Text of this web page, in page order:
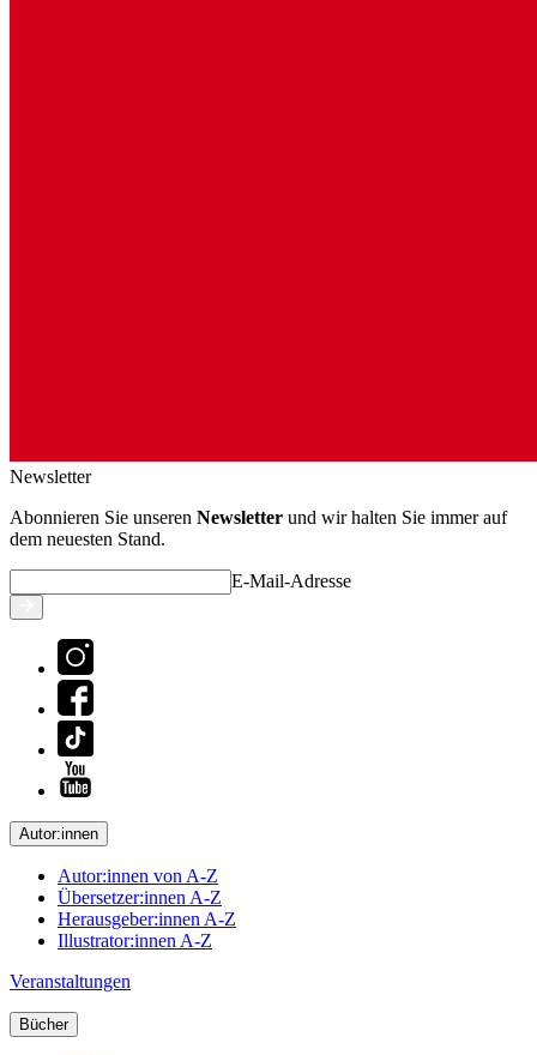
Newsletter
Abonnieren Sie unseren Newsletter und wir halten Sie immer auf
dem neuesten Stand.
E-Mail-Adresse
Autor:innen
Autor:innen von A-Z
Übersetzer:innen A-Z
Herausgeber:innen A-Z
Illustrator:innen A-Z
Veranstaltungen
Bücher